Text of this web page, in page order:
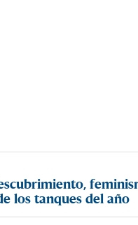
los tanques del año